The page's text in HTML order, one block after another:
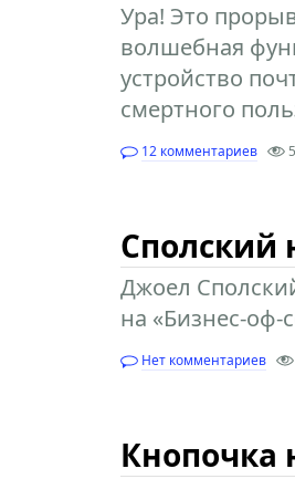
Ура! Это
волшебная
устройство
смертного
12 комментариев
Сполский
Джоел
на «Бизнес-оф-
Нет комментариев
Кнопочка